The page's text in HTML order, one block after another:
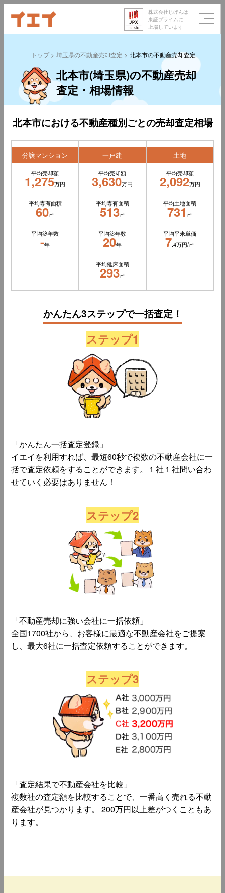
株式会社じげんは
東証プライムに
上場しています
トップ 埼玉県の不動産売却査定 北本市の不動産売却査定
北本市(埼玉県)の不動産売却
査定・相場情報
北本市における不動産種別ごとの売却査定相場
分譲マンション
平均売却額
1,275万円
平均専有面積
60㎡
平均築年数
-年
一戸建
平均売却額
3,630万円
平均専有面積
513㎡
平均築年数
20年
平均延床面積
293㎡
土地
平均売却額
2,092万円
平均土地面積
731㎡
平均平米単価
7.4万円/㎡
かんたん3ステップで一括査定！
ステップ1
「かんたん一括査定登録」
イエイを利用すれば、最短60秒で複数の不動産会社に一
括で査定依頼をすることができます。１社１社問い合わ
せていく必要はありません！
ステップ2
「不動産売却に強い会社に一括依頼」
全国1700社から、お客様に最適な不動産会社をご提案
し、最大6社に一括査定依頼することができます。
ステップ3
「査定結果で不動産会社を比較」
複数社の査定額を比較することで、一番高く売れる不動
産会社が見つかります。 200万円以上差がつくこともあ
ります。